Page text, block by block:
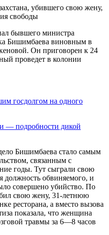
бывшего министра
Бишимбаева виновным в
Он приговорен к 24
проведет в колонии
госдолгом на одного
— подробности дикой
Бишимбаева стало самым
связанным с
годы. Тут сыграли свою
обвиняемого, и
совершено убийство. По
свою жену, 31-летнюю
ресторана, а вместо вызова
показала, что женщина
травмы за 6—8 часов